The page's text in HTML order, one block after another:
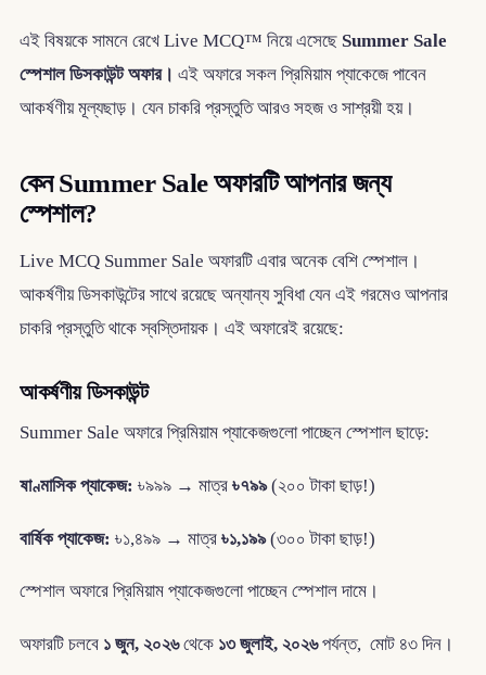
এই বিষয়কে সামনে রেখে Live MCQ™ নিয়ে এসেছে Summer Sale
স্পেশাল ডিসকাউন্ট অফার। এই অফারে সকল প্রিমিয়াম প্যাকেজে পাবেন
আকর্ষণীয় মূল্যছাড়। যেন চাকরি প্রস্তুতি আরও সহজ ও সাশ্রয়ী হয়।
কেন Summer Sale অফারটি আপনার জন্য
স্পেশাল?
Live MCQ Summer Sale অফারটি এবার অনেক বেশি স্পেশাল।
আকর্ষণীয় ডিসকাউন্টের সাথে রয়েছে অন্যান্য সুবিধা যেন এই গরমেও আপনার
চাকরি প্রস্তুতি থাকে স্বস্তিদায়ক। এই অফারেই রয়েছে:
আকর্ষণীয় ডিসকাউন্ট
Summer Sale অফারে প্রিমিয়াম প্যাকেজগুলো পাচ্ছেন স্পেশাল ছাড়ে:
ষাণ্মাসিক প্যাকেজ: ৳৯৯৯ → মাত্র ৳৭৯৯(২০০ টাকা ছাড়!)
বার্ষিক প্যাকেজ: ৳১,৪৯৯ → মাত্র ৳১,১৯৯(৩০০ টাকা ছাড়!)
স্পেশাল অফারে প্রিমিয়াম প্যাকেজগুলো পাচ্ছেন স্পেশাল দামে।
অফারটি চলবে ১ জুন, ২০২৬থেকে ১৩ জুলাই, ২০২৬পর্যন্ত, মোট ৪৩ দিন।